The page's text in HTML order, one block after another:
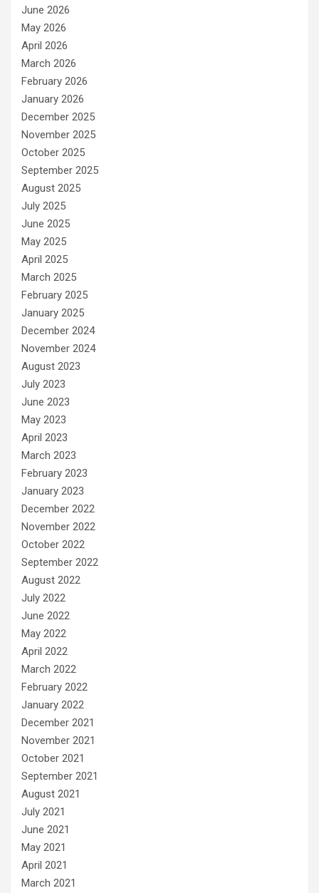
June 2026
May 2026
April 2026
March 2026
February 2026
January 2026
December 2025
November 2025
October 2025
September 2025
August 2025
July 2025
June 2025
May 2025
April 2025
March 2025
February 2025
January 2025
December 2024
November 2024
August 2023
July 2023
June 2023
May 2023
April 2023
March 2023
February 2023
January 2023
December 2022
November 2022
October 2022
September 2022
August 2022
July 2022
June 2022
May 2022
April 2022
March 2022
February 2022
January 2022
December 2021
November 2021
October 2021
September 2021
August 2021
July 2021
June 2021
May 2021
April 2021
March 2021